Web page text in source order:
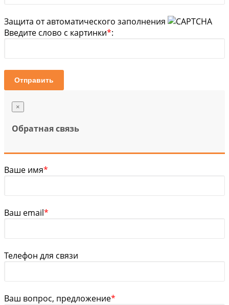
Защита от автоматического заполнения
Введите слово с картинки*:
Отправить
×
Обратная связь
Ваше имя*
Ваш email*
Телефон для связи
Ваш вопрос, предложение*